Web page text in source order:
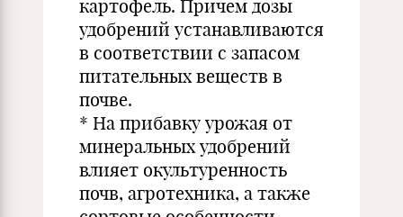
картофель. Причем дозы
удобрений устанавливаются
в соответствии с запасом
питательных веществ в
почве.
* На прибавку урожая от
минеральных удобрений
влияет окультуренность
почв, агротехника, а также